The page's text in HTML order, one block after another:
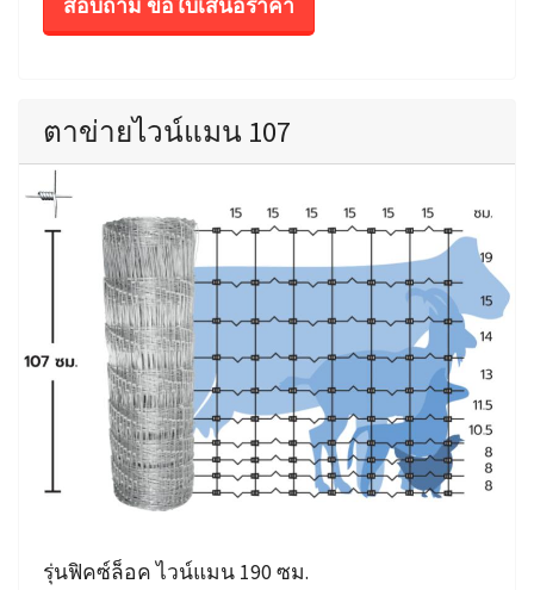
สอบถาม ขอใบเสนอราคา
ตาข่ายไวน์แมน 107
รุ่นฟิคซ์ล็อค ไวน์แมน 190 ซม.